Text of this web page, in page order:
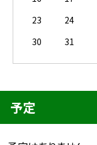
23
24
30
31
予定